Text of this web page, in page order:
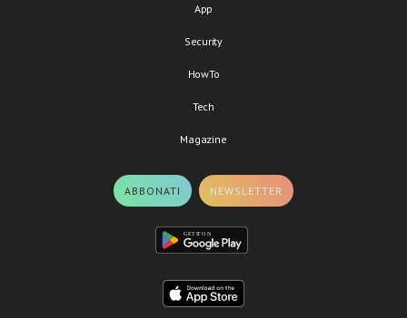
App
Security
HowTo
Tech
Magazine
ABBONATI NEWSLETTER